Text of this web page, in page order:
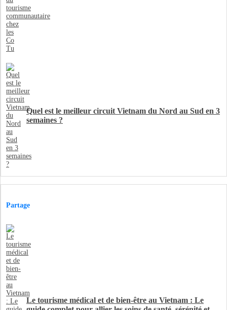
Quel est le meilleur circuit Vietnam du Nord au Sud en 3
semaines ?
Partage
Le tourisme médical et de bien-être au Vietnam : Le